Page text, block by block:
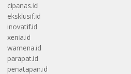
cipanas.id
eksklusif.id
inovatif.id
xenia.id
wamena.id
parapat.id
penatapan.id